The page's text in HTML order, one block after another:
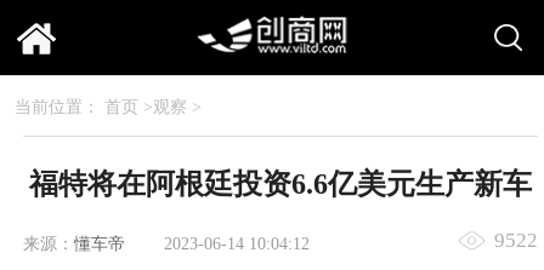
当前位置： 首页 >观察 >
福特将在阿根廷投资6.6亿美元生产新车
来源：懂车帝 2023-06-14 10:04:12 9522